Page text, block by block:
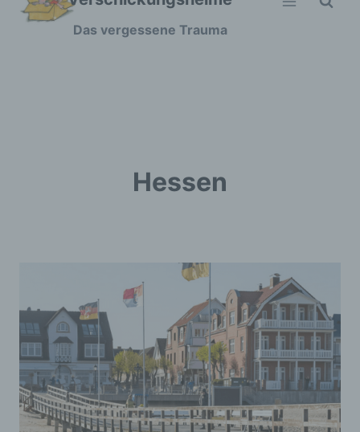
Zum
Das vergessene Trauma
Hessen